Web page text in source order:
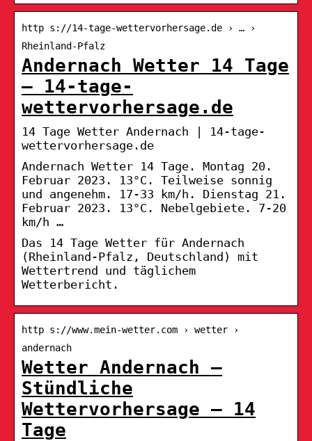
http s://14-tage-wettervorhersage.de › … ›
Rheinland-Pfalz
Andernach Wetter 14 Tage
– 14-tage-
wettervorhersage.de
14 Tage Wetter Andernach | 14-tage-
wettervorhersage.de
Andernach Wetter 14 Tage. Montag 20.
Februar 2023. 13°C. Teilweise sonnig
und angenehm. 17-33 km/h. Dienstag 21.
Februar 2023. 13°C. Nebelgebiete. 7-20
km/h …
Das 14 Tage Wetter für Andernach
(Rheinland-Pfalz, Deutschland) mit
Wettertrend und täglichem
Wetterbericht.
http s://www.mein-wetter.com › wetter ›
andernach
Wetter Andernach –
Stündliche
Wettervorhersage – 14
Tage